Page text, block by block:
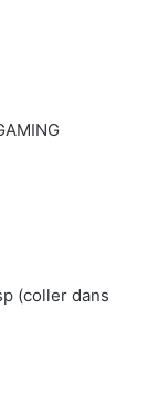
(coller dans